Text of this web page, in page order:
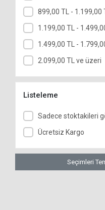
899,00 TL - 1.199,00
1.199,00 TL -
1.499,00 TL -
2.099,00 TL ve üzeri
Listeleme
Sadece stoktakileri
Ücretsiz Kargo
Seçimleri